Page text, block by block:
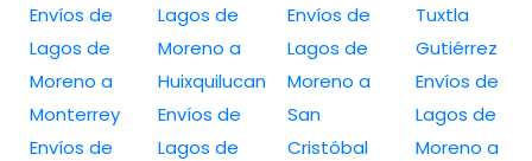
Envíos de
Lagos de
Moreno a
Monterrey
Envíos de
Lagos de
Moreno a
Huixquilucan
Envíos de
Lagos de
Envíos de
Lagos de
Moreno a
San
Cristóbal
Tuxtla
Gutiérrez
Envíos de
Lagos de
Moreno a